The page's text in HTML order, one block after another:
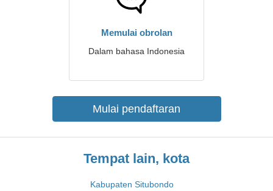
Memulai obrolan
Dalam bahasa Indonesia
Mulai pendaftaran
Tempat lain, kota
Kabupaten Situbondo